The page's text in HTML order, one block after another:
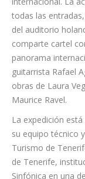
todas las
del auditorio
comparte cartel
panorama
guitarrista Rafael
obras de Laura
Maurice Ravel.